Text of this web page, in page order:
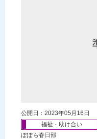
公開日：2023年05月16日
福祉・助け合い
ぽぽら春日部